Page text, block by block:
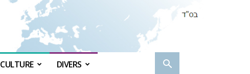
CULTURE DIVERS